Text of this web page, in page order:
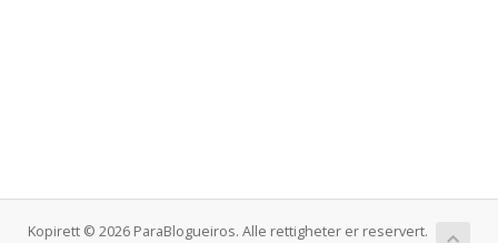
Kopirett © 2026 ParaBlogueiros. Alle rettigheter er reservert.